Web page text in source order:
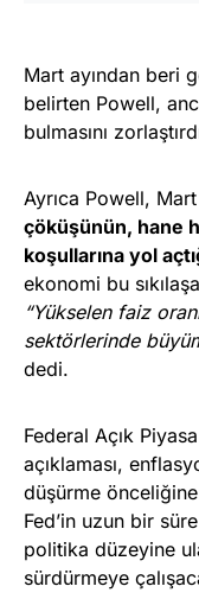
Mart ayından beri
belirten Powell,
bulmasını
Ayrıca Powell,
çöküşünün, hane
koşullarına yol
ekonomi bu
“Yükselen faiz
sektörlerinde
dedi.
Federal Açık
açıklaması,
düşürme
Fed’in uzun bir
politika düzeyine
sürdürmeye